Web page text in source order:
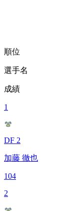
順位
選手名
成績
1
DF 2
加藤 徹也
104
2